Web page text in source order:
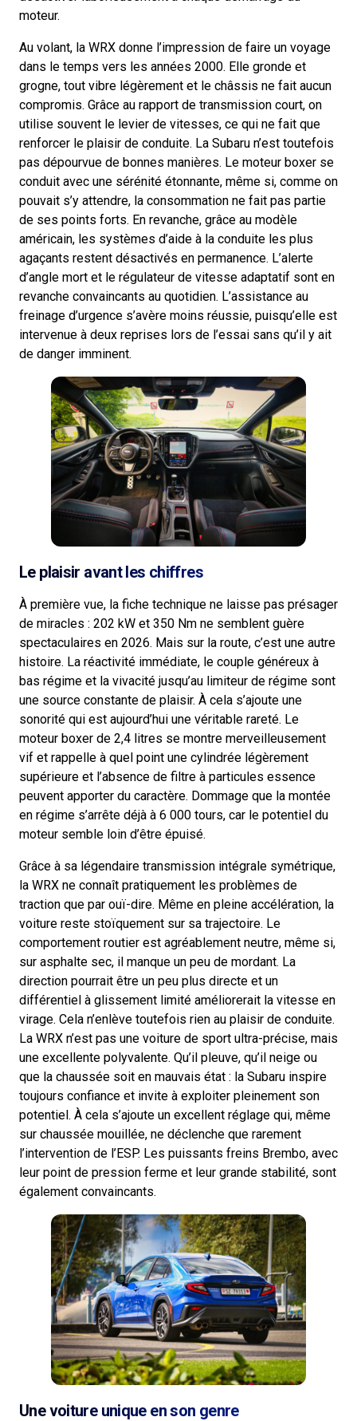
moteur.
Au volant, la WRX donne l’impression de faire un voyage
dans le temps vers les années 2000. Elle gronde et
grogne, tout vibre légèrement et le châssis ne fait aucun
compromis. Grâce au rapport de transmission court, on
utilise souvent le levier de vitesses, ce qui ne fait que
renforcer le plaisir de conduite. La Subaru n’est toutefois
pas dépourvue de bonnes manières. Le moteur boxer se
conduit avec une sérénité étonnante, même si, comme on
pouvait s’y attendre, la consommation ne fait pas partie
de ses points forts. En revanche, grâce au modèle
américain, les systèmes d’aide à la conduite les plus
agaçants restent désactivés en permanence. L’alerte
d’angle mort et le régulateur de vitesse adaptatif sont en
revanche convaincants au quotidien. L’assistance au
freinage d’urgence s’avère moins réussie, puisqu’elle est
intervenue à deux reprises lors de l’essai sans qu’il y ait
de danger imminent.
Le plaisir avant les chiffres
À première vue, la fiche technique ne laisse pas présager
de miracles : 202 kW et 350 Nm ne semblent guère
spectaculaires en 2026. Mais sur la route, c’est une autre
histoire. La réactivité immédiate, le couple généreux à
bas régime et la vivacité jusqu’au limiteur de régime sont
une source constante de plaisir. À cela s’ajoute une
sonorité qui est aujourd’hui une véritable rareté. Le
moteur boxer de 2,4 litres se montre merveilleusement
vif et rappelle à quel point une cylindrée légèrement
supérieure et l’absence de filtre à particules essence
peuvent apporter du caractère. Dommage que la montée
en régime s’arrête déjà à 6 000 tours, car le potentiel du
moteur semble loin d’être épuisé.
Grâce à sa légendaire transmission intégrale symétrique,
la WRX ne connaît pratiquement les problèmes de
traction que par ouï-dire. Même en pleine accélération, la
voiture reste stoïquement sur sa trajectoire. Le
comportement routier est agréablement neutre, même si,
sur asphalte sec, il manque un peu de mordant. La
direction pourrait être un peu plus directe et un
différentiel à glissement limité améliorerait la vitesse en
virage. Cela n’enlève toutefois rien au plaisir de conduite.
La WRX n’est pas une voiture de sport ultra-précise, mais
une excellente polyvalente. Qu’il pleuve, qu’il neige ou
que la chaussée soit en mauvais état : la Subaru inspire
toujours confiance et invite à exploiter pleinement son
potentiel. À cela s’ajoute un excellent réglage qui, même
sur chaussée mouillée, ne déclenche que rarement
l’intervention de l’ESP. Les puissants freins Brembo, avec
leur point de pression ferme et leur grande stabilité, sont
également convaincants.
Une voiture unique en son genre